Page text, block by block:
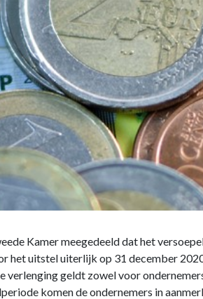
Kamer meegedeeld dat het
uitstel uiterlijk op 31 december
verlenging geldt zowel voor
komen de ondernemers in